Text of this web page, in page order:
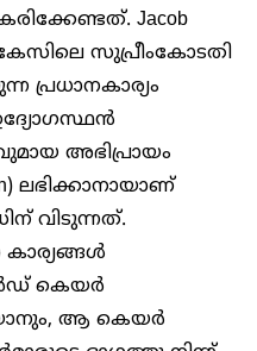
Jacob
കേസിലെ സുപ്രീംകോടതി
പ്രധാനകാര്യം
അഭിപ്രായം
ലഭിക്കാനായാണ്
വിടുന്നത്.
കെയർ
ആ കെയർ